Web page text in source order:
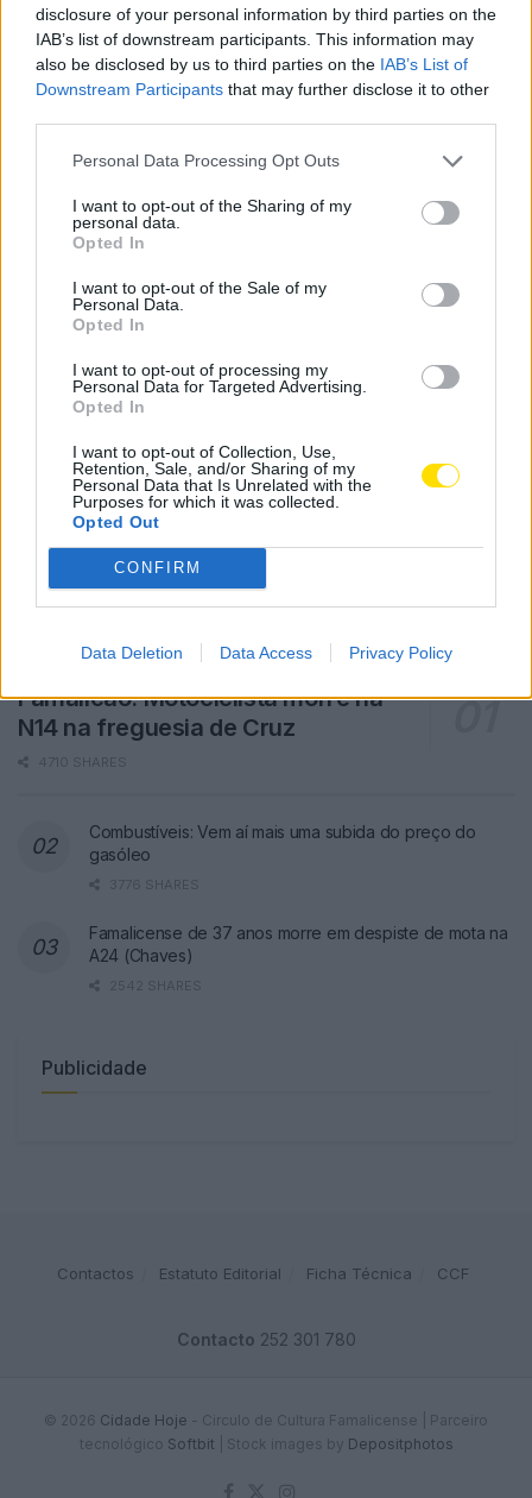
disclosure of your personal information by third parties on the
IAB’s list of downstream participants. This information may
also be disclosed by us to third parties on the IAB’s List of
Downstream Participants that may further disclose it to other
Personal Data Processing Opt Outs
I want to opt-out of the Sharing of my
personal data.
Opted In
I want to opt-out of the Sale of my
Personal Data.
Opted In
I want to opt-out of processing my
Personal Data for Targeted Advertising.
Opted In
I want to opt-out of Collection, Use,
Retention, Sale, and/or Sharing of my
Personal Data that Is Unrelated with the
Purposes for which it was collected.
Opted Out
CONFIRM
Data Deletion Data Access Privacy Policy
Famalicão: Bilhar do FAC é campeão da zona
norte
CIDADE HOJE 22 DE MAIO, 2023 0
2 3 4
Famalicão: Motociclista morre na
N14 na freguesia de Cruz
4710 SHARES
Combustíveis: Vem aí mais uma subida do preço do
gasóleo
3776 SHARES
Famalicense de 37 anos morre em despiste de mota na
A24 (Chaves)
2542 SHARES
Publicidade
Contactos Estatuto Editorial Ficha Técnica CCF
Contacto 252 301 780
© 2026 Cidade Hoje - Circulo de Cultura Famalicense | Parceiro
tecnológico Softbit Stock images by Depositphotos